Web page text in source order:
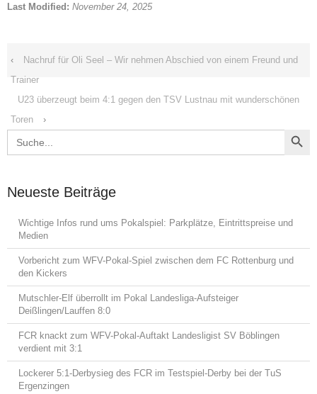
Last Modified: November 24, 2025
‹
Nachruf für Oli Seel – Wir nehmen Abschied von einem Freund und
Trainer
U23 überzeugt beim 4:1 gegen den TSV Lustnau mit wunderschönen
Toren
›
Search
for:
Search Button
Neueste Beiträge
Wichtige Infos rund ums Pokalspiel: Parkplätze, Eintrittspreise und
Medien
Vorbericht zum WFV-Pokal-Spiel zwischen dem FC Rottenburg und
den Kickers
Mutschler-Elf überrollt im Pokal Landesliga-Aufsteiger
Deißlingen/Lauffen 8:0
FCR knackt zum WFV-Pokal-Auftakt Landesligist SV Böblingen
verdient mit 3:1
Lockerer 5:1-Derbysieg des FCR im Testspiel-Derby bei der TuS
Ergenzingen